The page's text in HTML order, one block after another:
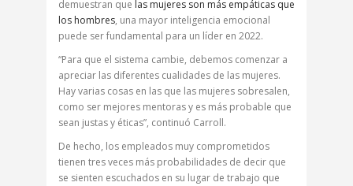
demuestran que las mujeres son más empáticas que
los hombres, una mayor inteligencia emocional
puede ser fundamental para un líder en 2022.
“Para que el sistema cambie, debemos comenzar a
apreciar las diferentes cualidades de las mujeres.
Hay varias cosas en las que las mujeres sobresalen,
como ser mejores mentoras y es más probable que
sean justas y éticas”, continuó Carroll.
De hecho, los empleados muy comprometidos
tienen tres veces más probabilidades de decir que
se sienten escuchados en su lugar de trabajo que